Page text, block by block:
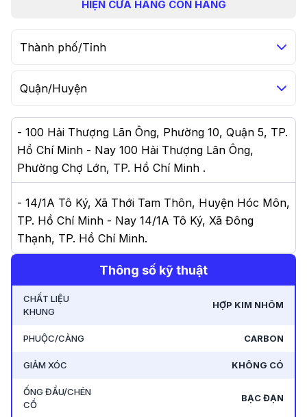
HIỆN CỬA HÀNG CÒN HÀNG
Thành phố/Tỉnh
Quận/Huyện
- 100 Hải Thượng Lãn Ông, Phường 10, Quận 5, TP.
Hồ Chí Minh - Nay 100 Hải Thượng Lãn Ông,
Phường Chợ Lớn, TP. Hồ Chí Minh .
- 14/1A Tô Ký, Xã Thới Tam Thôn, Huyện Hóc Môn,
TP. Hồ Chí Minh - Nay 14/1A Tô Ký, Xã Đông
Thạnh, TP. Hồ Chí Minh.
427 Phạm Văn Đồng, Phường Cổ Nhuế 1, Quận
Bắc Từ Liêm, Hà Nội - Nay 427 Phạm Văn Đồng,
Phường Xuân Đỉnh, Hà Nội
Thông số kỹ thuật
CHẤT LIỆU
KHUNG
HỢP KIM NHÔM
PHUỘC/CÀNG CARBON
GIẢM XÓC KHÔNG CÓ
ỐNG ĐẦU/CHÉN
CỔ
BẠC ĐẠN